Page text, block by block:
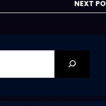
NEXT